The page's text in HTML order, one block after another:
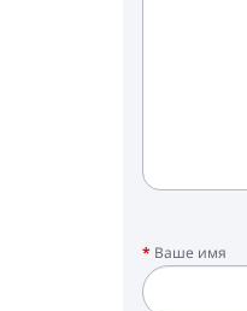
Ваше имя